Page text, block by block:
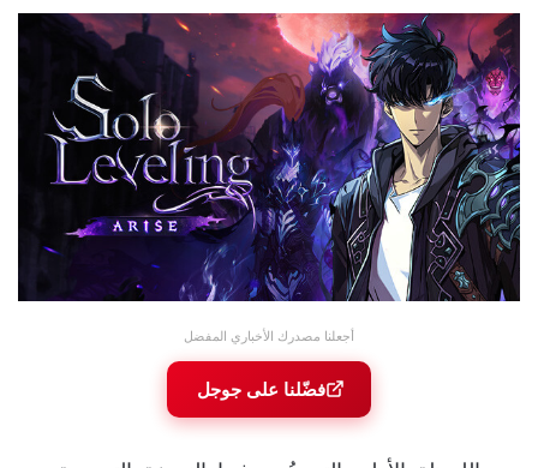
أجعلنا مصدرك الأخباري المفضل
فضّلنا على جوجل